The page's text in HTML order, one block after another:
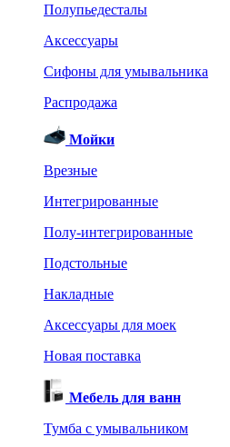
Полупьедесталы
Аксессуары
Сифоны для умывальника
Распродажа
Мойки
Врезные
Интегрированные
Полу-интегрированные
Подстольные
Накладные
Аксессуары для моек
Новая поставка
Мебель для ванн
Тумба с умывальником